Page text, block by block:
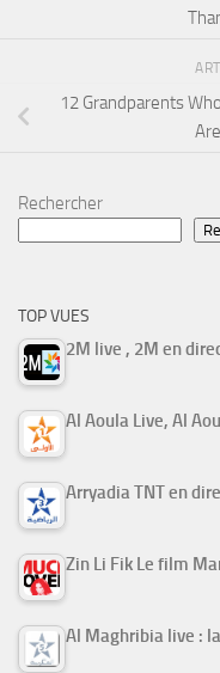
12 Grandparents
Rechercher
TOP VUES
2M live , 2M en
Al Aoula Live, Al
Arryadia TNT en
Al Maghribia live :